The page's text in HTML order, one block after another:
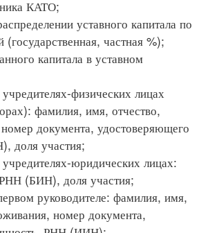
КАТО;
уставного капитала по
(государственная, частная %);
капитала в уставном
физических лицах
фамилия, имя, отчество,
документа, удостоверяющего
доля участия;
юридических лицах:
(БИН), доля участия;
руководителе: фамилия, имя,
номер документа,